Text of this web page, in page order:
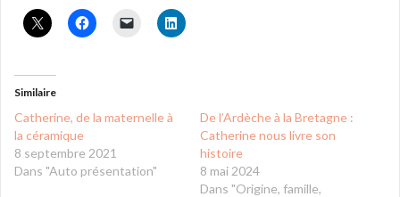
Similaire
Catherine, de la maternelle à
la céramique
8 septembre 2021
Dans "Auto présentation"
De l’Ardèche à la Bretagne :
Catherine nous livre son
histoire
8 mai 2024
Dans "Origine, famille,